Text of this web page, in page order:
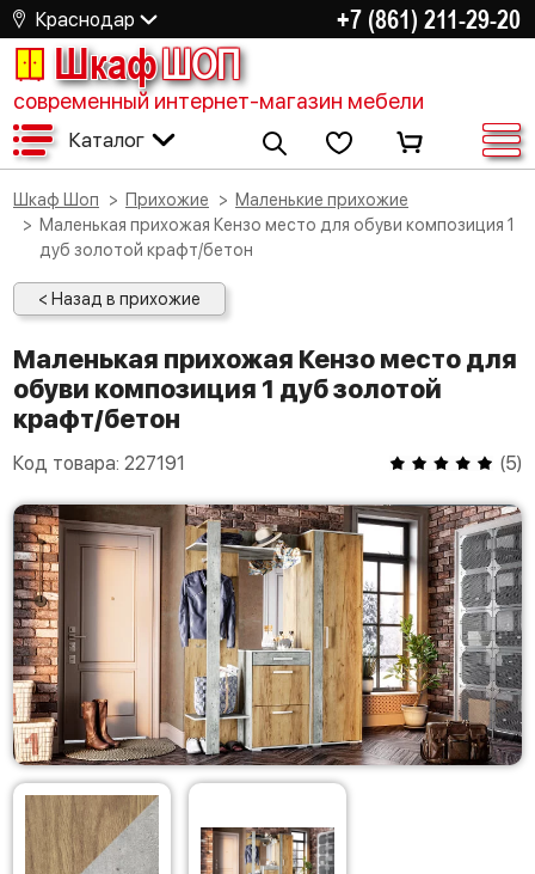
Краснодар +7 (861) 211-29-20
ШкафШОП
современный интернет-магазин мебели
Каталог
Шкаф Шоп Прихожие
Маленькие прихожие
Маленькая прихожая Кензо место для обуви композиция 1
дуб золотой крафт/бетон
< Назад в прихожие
Маленькая прихожая Кензо место для
обуви композиция 1 дуб золотой
крафт/бетон
Код товара: 227191 (5)